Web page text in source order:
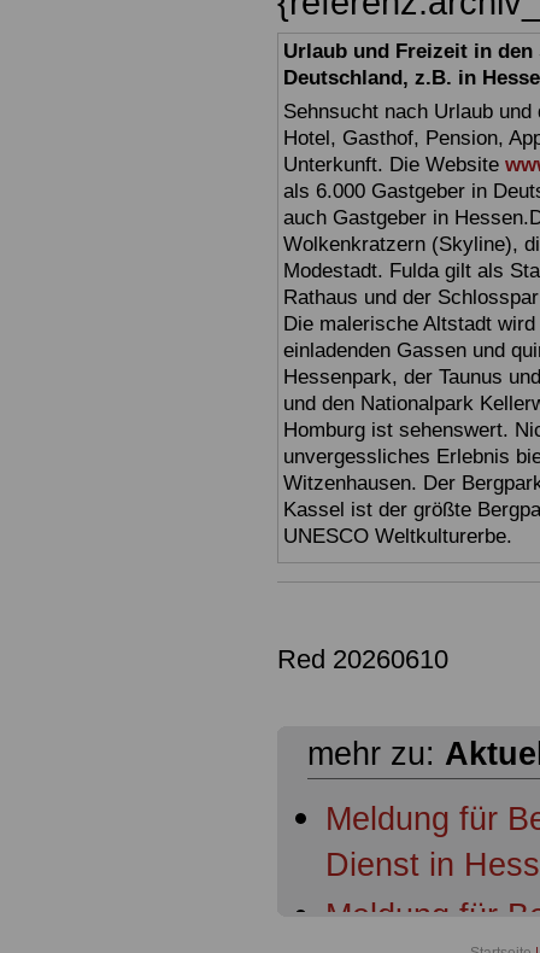
Urlaub und Freizeit in
Deutschland, z.B. in
Sehnsucht nach Urlaub
Hotel, Gasthof, Pension,
Unterkunft. Die Website
als 6.000 Gastgeber in
auch Gastgeber in
Wolkenkratzern (Skyline),
Modestadt. Fulda gilt als
Rathaus und der
Die malerische Altstadt
einladenden Gassen und
Hessenpark, der Taunus
und den Nationalpark
Homburg ist sehenswert.
unvergessliches Erlebnis
Witzenhausen. Der
Kassel ist der größte
UNESCO Weltkulturerbe.
Red 20260610
mehr zu:
Meldung für
Dienst in
Meldung für